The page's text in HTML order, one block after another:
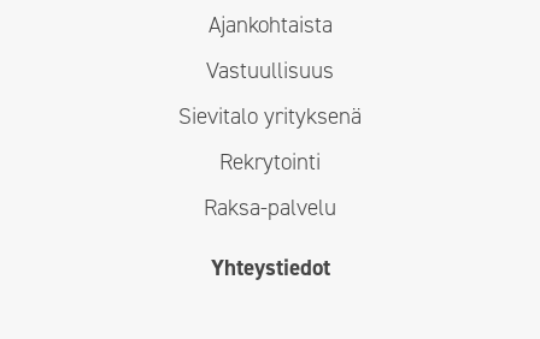
Ajankohtaista
Vastuullisuus
Sievitalo yrityksenä
Rekrytointi
Raksa-palvelu
Yhteystiedot